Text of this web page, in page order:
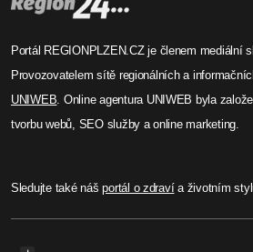
Portál REGIONPLZEN.CZ je členem mediální
Provozovatelem sítě regionálních a
UNIWEB. Online agentura UNIWEB byla
tvorbu webů, SEO služby a online marketing.
Sledujte také nášportál o zdravía životním